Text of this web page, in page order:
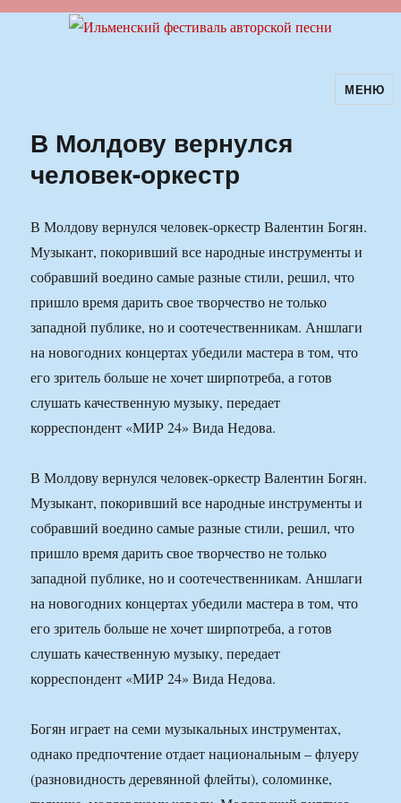
Ильменский фестиваль авторскойМЕНЮ
В Молдову вернулся
человек-оркестр
В Молдову вернулся человек-оркестр Валентин Богян.
Музыкант, покоривший все народные инструменты и
собравший воедино самые разные стили, решил, что
пришло время дарить свое творчество не только
западной публике, но и соотечественникам. Аншлаги
на новогодних концертах убедили мастера в том, что
его зритель больше не хочет ширпотреба, а готов
слушать качественную музыку, передает
корреспондент «МИР 24» Вида Недова.
В Молдову вернулся человек-оркестр Валентин Богян.
Музыкант, покоривший все народные инструменты и
собравший воедино самые разные стили, решил, что
пришло время дарить свое творчество не только
западной публике, но и соотечественникам. Аншлаги
на новогодних концертах убедили мастера в том, что
его зритель больше не хочет ширпотреба, а готов
слушать качественную музыку, передает
корреспондент «МИР 24» Вида Недова.
Богян играет на семи музыкальных инструментах,
однако предпочтение отдает национальным – флуеру
(разновидность деревянной флейты), соломинке,